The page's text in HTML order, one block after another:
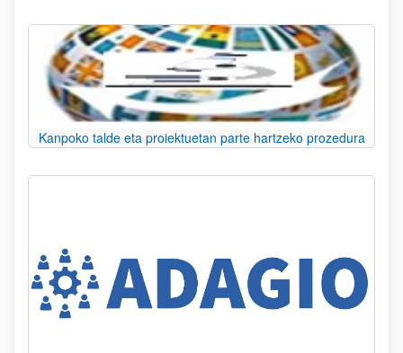
Kanpoko talde eta proiektuetan parte hartzeko prozedura